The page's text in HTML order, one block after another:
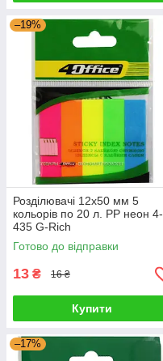
–19%
Розділювачі 12x50 мм 5
кольорів по 20 л. PP неон 4-
435 G-Rich
Готово до відправки
13 ₴ 16 ₴
Купити
–17%